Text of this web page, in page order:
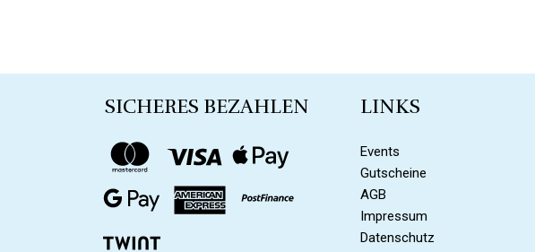
SICHERES BEZAHLEN LINKS
Events
Gutscheine
AGB
Impressum
Datenschutz